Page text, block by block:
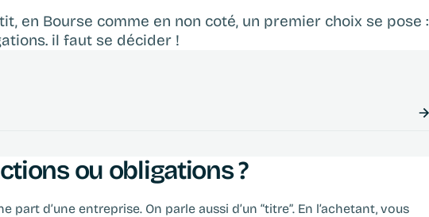
en Bourse comme en non coté, un premier choix se pose :
il faut se décider !
ou obligations ?
part d’une entreprise. On parle aussi d’un “titre”. En l’achetant, vous